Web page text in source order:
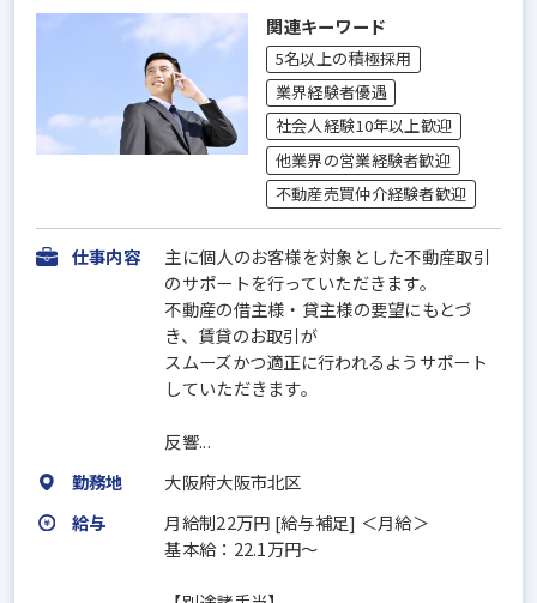
関連キーワード
5名以上の積極採用
業界経験者優遇
社会人経験10年以上歓迎
他業界の営業経験者歓迎
不動産売買仲介経験者歓迎
仕事内容
主に個人のお客様を対象とした不動産取引
のサポートを行っていただきます。
不動産の借主様・貸主様の要望にもとづ
き、賃貸のお取引が
スムーズかつ適正に行われるようサポート
していただきます。
反響...
勤務地
大阪府大阪市北区
給与
月給制22万円 [給与補足] ＜月給＞
基本給：22.1万円～